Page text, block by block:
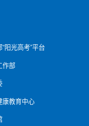
阳光高考”平台
作部
康教育中心